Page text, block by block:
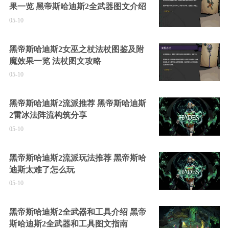
果一览 黑帝斯哈迪斯2全武器图文介绍
05-10
黑帝斯哈迪斯2女巫之杖法杖图鉴及附
魔效果一览 法杖图文攻略
05-10
黑帝斯哈迪斯2流派推荐 黑帝斯哈迪斯
2雷冰法阵流构筑分享
05-10
黑帝斯哈迪斯2流派玩法推荐 黑帝斯哈
迪斯太难了怎么玩
05-10
黑帝斯哈迪斯2全武器和工具介绍 黑帝
斯哈迪斯2全武器和工具图文指南